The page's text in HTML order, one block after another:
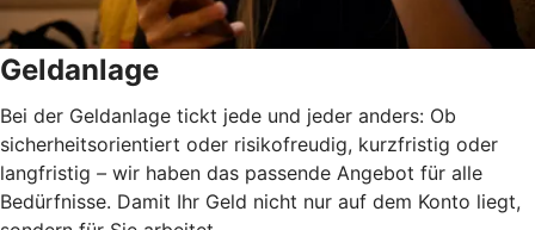
Geldanlage
Bei der Geldanlage tickt jede und jeder anders: Ob
sicherheitsorientiert oder risikofreudig, kurzfristig oder
langfristig – wir haben das passende Angebot für alle
Bedürfnisse. Damit Ihr Geld nicht nur auf dem Konto liegt,